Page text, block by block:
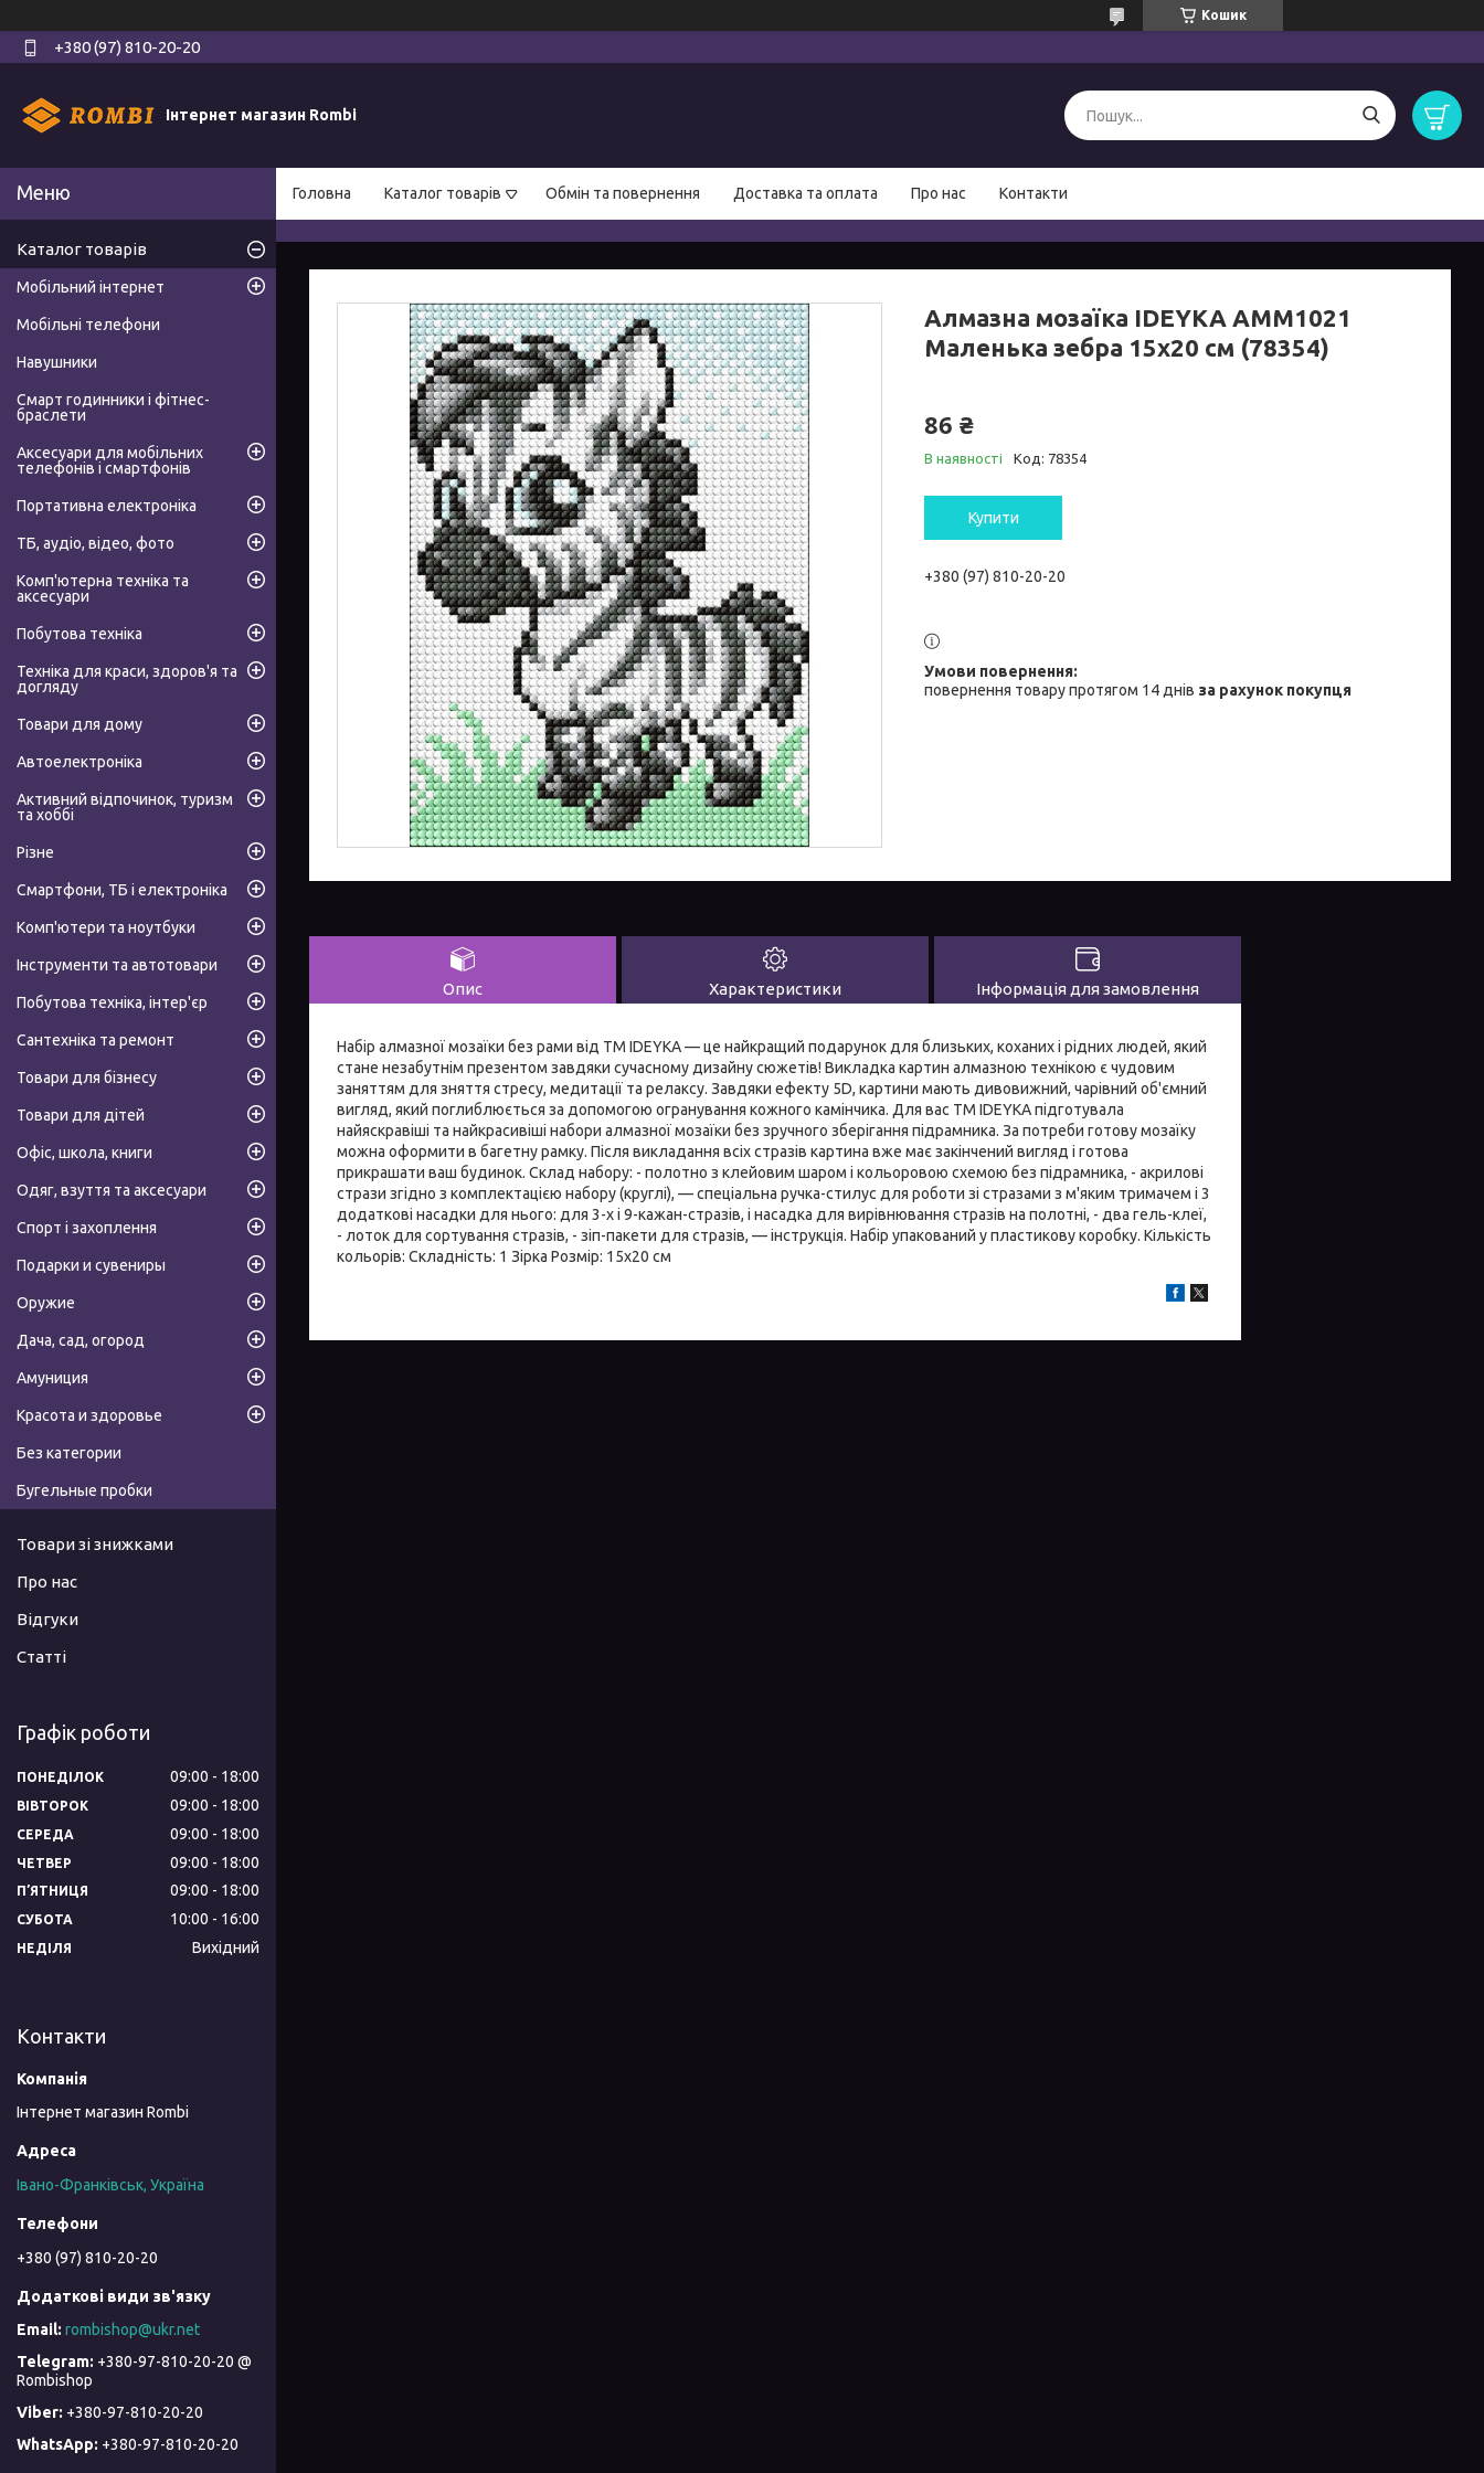
Кошик
+380 (97) 810-20-20
Інтернет магазин Rombi
Головна Каталог товарів Обмін та повернення Доставка та оплата Про нас Контакти
Алмазна мозаїка IDEYKA AMM1021
Маленька зебра 15х20 см (78354)
86 ₴
В наявності Код: 78354
Купити
+380 (97) 810-20-20
повернення товару протягом 14 днів за рахунок покупця
Опис Характеристики Інформація для замовлення
Набір алмазної мозаїки без рами від ТМ IDEYKA — це найкращий подарунок для близьких, коханих і рідних людей, який
стане незабутнім презентом завдяки сучасному дизайну сюжетів! Викладка картин алмазною технікою є чудовим
заняттям для зняття стресу, медитації та релаксу. Завдяки ефекту 5D, картини мають дивовижний, чарівний об'ємний
вигляд, який поглиблюється за допомогою огранування кожного камінчика. Для вас ТМ IDEYKA підготувала
найяскравіші та найкрасивіші набори алмазної мозаїки без зручного зберігання підрамника. За потреби готову мозаїку
можна оформити в багетну рамку. Після викладання всіх стразів картина вже має закінчений вигляд і готова
прикрашати ваш будинок. Склад набору: - полотно з клейовим шаром і кольоровою схемою без підрамника, - акрилові
стрази згідно з комплектацією набору (круглі), — спеціальна ручка-стилус для роботи зі стразами з м'яким тримачем і 3
додаткові насадки для нього: для 3-х і 9-кажан-стразів, і насадка для вирівнювання стразів на полотні, - два гель-клеї,
- лоток для сортування стразів, - зіп-пакети для стразів, — інструкція. Набір упакований у пластикову коробку. Кількість
кольорів: Складність: 1 Зірка Розмір: 15х20 см
Каталог товарів
Мобільний інтернет
Мобільні телефони
Навушники
Смарт годинники і фітнес-
браслети
Аксесуари для мобільних
телефонів і смартфонів
Портативна електроніка
ТБ, аудіо, відео, фото
Комп'ютерна техніка та
аксесуари
Побутова техніка
Техніка для краси, здоров'я та
догляду
Товари для дому
Автоелектроніка
Активний відпочинок, туризм
та хоббі
Різне
Смартфони, ТБ і електроніка
Комп'ютери та ноутбуки
Інструменти та автотовари
Побутова техніка, інтер'єр
Сантехніка та ремонт
Товари для бізнесу
Товари для дітей
Офіс, школа, книги
Одяг, взуття та аксесуари
Спорт і захоплення
Подарки и сувениры
Оружие
Дача, сад, огород
Амуниция
Красота и здоровье
Без категории
Бугельные пробки
Товари зі знижками
Про нас
Відгуки
Статті
Графік роботи
ПОНЕДІЛОК 09:00 18:00
ВІВТОРОК 09:00 18:00
СЕРЕДА 09:00 18:00
ЧЕТВЕР 09:00 18:00
ПʼЯТНИЦЯ 09:00 18:00
СУБОТА 10:00 16:00
НЕДІЛЯ Вихідний
Контакти
Інтернет магазин Rombi
Івано-Франківськ, Україна
+380 (97) 810-20-20
rombishop@ukr.net
+380-97-810-20-20 @
Rombishop
+380-97-810-20-20
+380-97-810-20-20